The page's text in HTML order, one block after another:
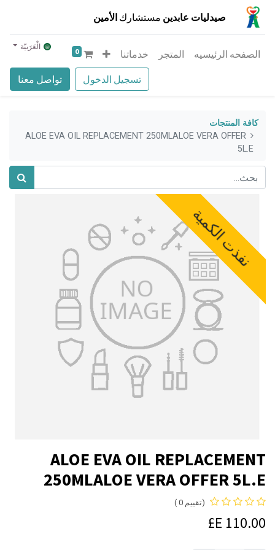
صيدليات عابدين مستشارك الأمين
تسجيل الدخول تواصل معنا
الصفحه الرئيسيه المتجر خدماتنا 0 الْعَرَبيّة
كافة المنتجات
ALOE EVA OIL REPLACEMENT 250MLALOE VERA OFFER
5L.E
نفذت الكمية
ALOE EVA OIL REPLACEMENT
250MLALOE VERA OFFER 5L.E
(تقييم 0 )
110.00